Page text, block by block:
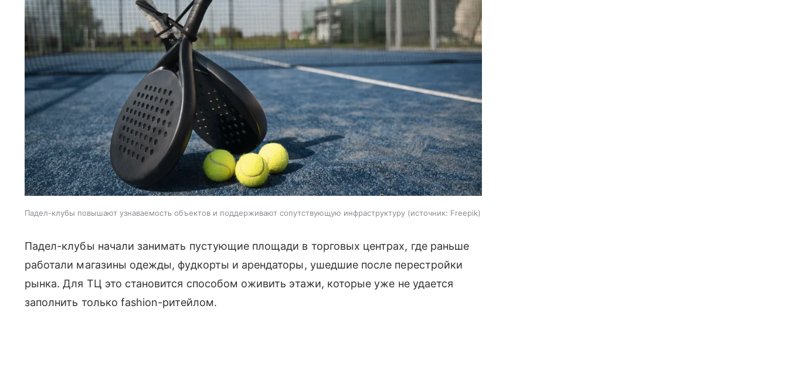
Падел-клубы повышают узнаваемость объектов и поддерживают сопутствующую инфраструктуру источник: Freepik
Падел-клубы начали занимать пустующие площади в торговых центрах, где раньше
работали магазины одежды, фудкорты и арендаторы, ушедшие после перестройки
рынка. Для ТЦ это становится способом оживить этажи, которые уже не удается
заполнить только fashion-ритейлом.